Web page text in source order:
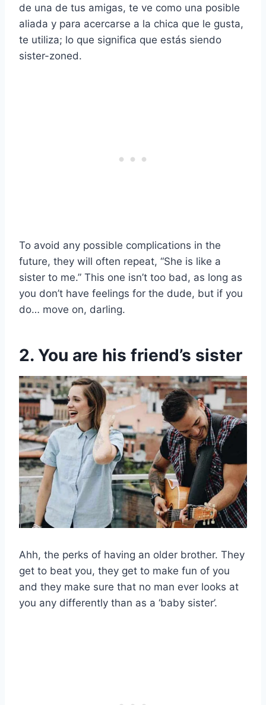
de una de tus amigas, te ve como una posible
aliada y para acercarse a la chica que le gusta,
te utiliza; lo que significa que estás siendo
sister-zoned.
To avoid any possible complications in the
future, they will often repeat, “She is like a
sister to me.” This one isn’t too bad, as long as
you don’t have feelings for the dude, but if you
do… move on, darling.
2. You are his friend’s sister
Ahh, the perks of having an older brother. They
get to beat you, they get to make fun of you
and they make sure that no man ever looks at
you any differently than as a ‘baby sister’.